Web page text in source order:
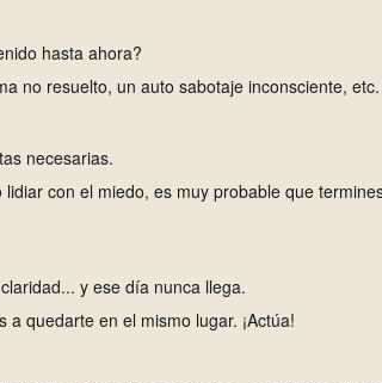
hasta ahora?
no resuelto, un auto sabotaje inconsciente, etc.
necesarias.
con el miedo, es muy probable que
y ese día nunca llega.
quedarte en el mismo lugar. ¡Actúa!